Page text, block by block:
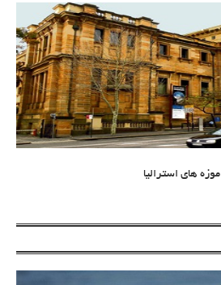
موزه های استرالیا